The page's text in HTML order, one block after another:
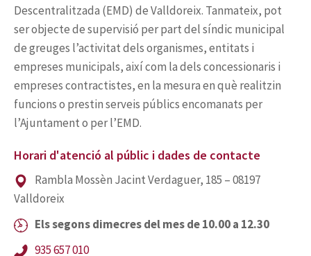
Descentralitzada (EMD) de Valldoreix. Tanmateix, pot
ser objecte de supervisió per part del síndic municipal
de greuges l’activitat dels organismes, entitats i
empreses municipals, així com la dels concessionaris i
empreses contractistes, en la mesura en què realitzin
funcions o prestin serveis públics encomanats per
l’Ajuntament o per l’EMD.
Horari d'atenció al públic i dades de contacte
Rambla Mossèn Jacint Verdaguer, 185 – 08197
Valldoreix
Els segons dimecres del mes de 10.00 a 12.30
935 657 010